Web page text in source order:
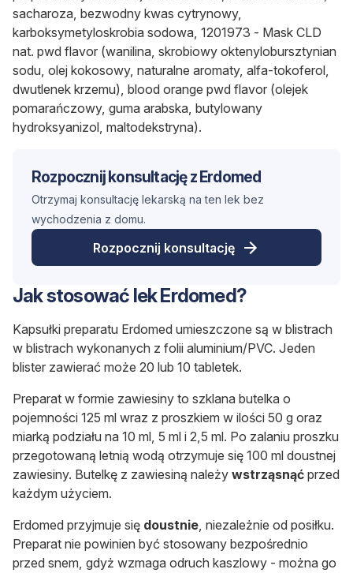
sacharoza, bezwodny kwas cytrynowy,
karboksymetyloskrobia sodowa, 1201973 - Mask CLD
nat. pwd flavor (wanilina, skrobiowy oktenylobursztynian
sodu, olej kokosowy, naturalne aromaty, alfa-tokoferol,
dwutlenek krzemu), blood orange pwd flavor (olejek
pomarańczowy, guma arabska, butylowany
hydroksyanizol, maltodekstryna).
Rozpocznij konsultację z Erdomed
Otrzymaj konsultację lekarską na ten lek bez
wychodzenia z domu.
Rozpocznij konsultację
Jak stosować lek Erdomed?
Kapsułki preparatu Erdomed umieszczone są w blistrach
w blistrach wykonanych z folii aluminium/PVC. Jeden
blister zawierać może 20 lub 10 tabletek.
Preparat w formie zawiesiny to szklana butelka o
pojemności 125 ml wraz z proszkiem w ilości 50 g oraz
miarką podziału na 10 ml, 5 ml i 2,5 ml. Po zalaniu proszku
przegotowaną letnią wodą otrzymuje się 100 ml doustnej
zawiesiny. Butelkę z zawiesiną należy wstrząsnąć przed
każdym użyciem.
Erdomed przyjmuje się doustnie, niezależnie od posiłku.
Preparat nie powinien być stosowany bezpośrednio
przed snem, gdyż wzmaga odruch kaszlowy - można go